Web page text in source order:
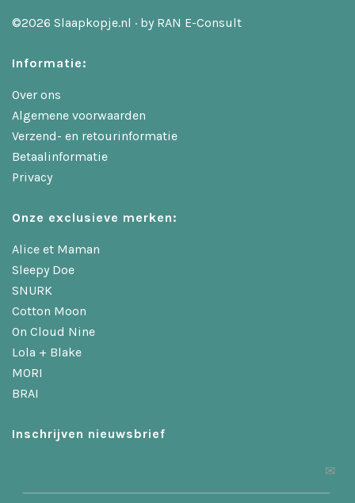
©2026 Slaapkopje.nl · by RAN E-Consult
Informatie:
Over ons
Algemene voorwaarden
Verzend- en retourinformatie
Betaalinformatie
Privacy
Onze exclusieve merken:
Alice et Maman
Sleepy Doe
SNURK
Cotton Moon
On Cloud Nine
Lola + Blake
MORI
BRAI
Inschrijven nieuwsbrief